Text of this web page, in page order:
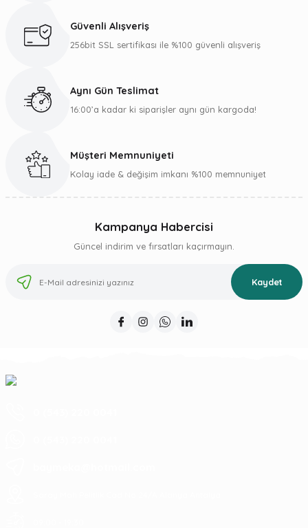
Güvenli Alışveriş
256bit SSL sertifikası ile %100 güvenli alışveriş
Aynı Gün Teslimat
16:00’a kadar ki siparişler aynı gün kargoda!
Müşteri Memnuniyeti
Kolay iade & değişim imkanı %100 memnuniyet
Kampanya Habercisi
Güncel indirim ve fırsatları kaçırmayın.
Kaydet